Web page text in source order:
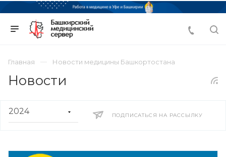
Главная Новости медицины Башкортостана
Новости
ПОДПИСАТЬСЯ НА РАССЫЛКУ